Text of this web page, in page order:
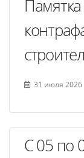
31 июля 2026
C 05 по